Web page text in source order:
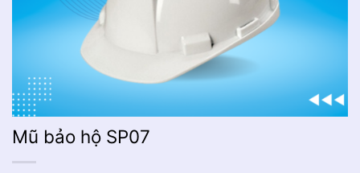
Mũ bảo hộ SP07